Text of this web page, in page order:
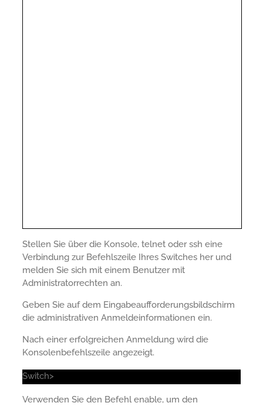
Stellen Sie über die Konsole, telnet oder ssh eine
Verbindung zur Befehlszeile Ihres Switches her und
melden Sie sich mit einem Benutzer mit
Administratorrechten an.
Geben Sie auf dem Eingabeaufforderungsbildschirm
die administrativen Anmeldeinformationen ein.
Nach einer erfolgreichen Anmeldung wird die
Konsolenbefehlszeile angezeigt.
Switch>
Verwenden Sie den Befehl enable, um den